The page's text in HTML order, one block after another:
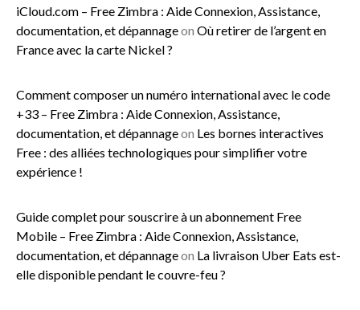
iCloud.com – Free Zimbra : Aide Connexion, Assistance,
documentation, et dépannageon Où retirer de l’argent en
France avec la carte Nickel ?
Comment composer un numéro international avec le code
+33 – Free Zimbra : Aide Connexion, Assistance,
documentation, et dépannageon Les bornes interactives
Free : des alliées technologiques pour simplifier votre
expérience !
Guide complet pour souscrire à un abonnement Free
Mobile – Free Zimbra : Aide Connexion, Assistance,
documentation, et dépannageon La livraison Uber Eats est-
elle disponible pendant le couvre-feu ?